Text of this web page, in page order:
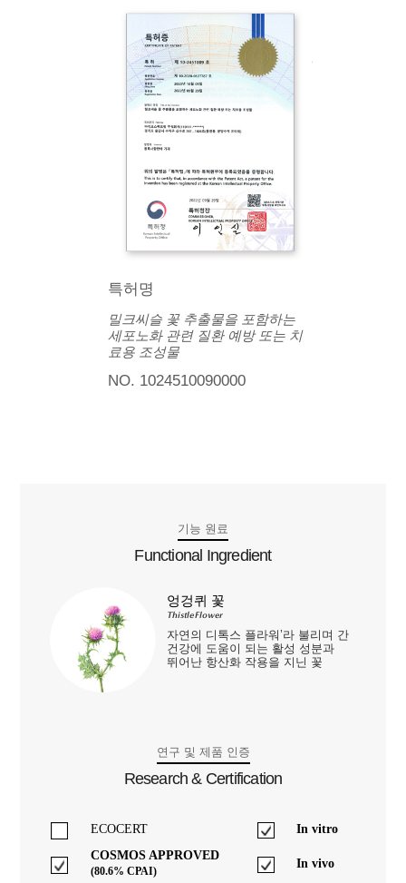
특허명
밀크씨슬 꽃 추출물을 포함하는
세포노화 관련 질환 예방 또는 치
료용 조성물
NO. 1024510090000
기능 원료
Functional Ingredient
엉겅퀴 꽃
Thistle Flower
자연의 디톡스 플라워’라 불리며 간
건강에 도움이 되는 활성 성분과
뛰어난 항산화 작용을 지닌 꽃
연구 및 제품 인증
Research & Certification
ECOCERT
In vitro
COSMOS APPROVED
(80.6% CPAI)
In vivo